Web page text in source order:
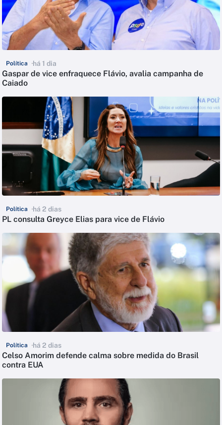
Política há 1 dia
Gaspar de vice enfraquece Flávio, avalia campanha de
Caiado
Política há 2 dias
PL consulta Greyce Elias para vice de Flávio
Política há 2 dias
Celso Amorim defende calma sobre medida do Brasil
contra EUA